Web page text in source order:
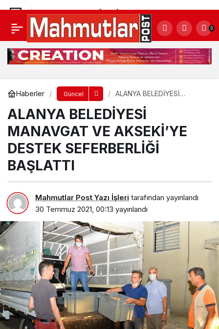
0
Haberler Güncel
ALANYA BELEDİYESİ
DESTEK SEFERBERLİĞİ
BAŞLATTI
ALANYA BELEDİYESİ
MANAVGAT VE AKSEKİ’YE
DESTEK SEFERBERLİĞİ
BAŞLATTI
Mahmutlar Post Yazı İşleri tarafından yayınlandı
30 Temmuz 2021, 00:13 yayınlandı
ALANYA BELEDİYESİ MANAVGAT HAYVAN
BARINAĞINDAKİ CAN DOSTLARA YARDIM ELİ UZATTI
Yorum Yap Paylaş